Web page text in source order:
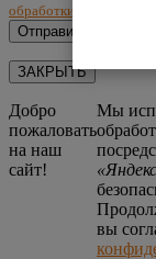
обработки
ЗАКРЫТЬ
Добро
пожаловать
на наш
сайт!
Мы
вы